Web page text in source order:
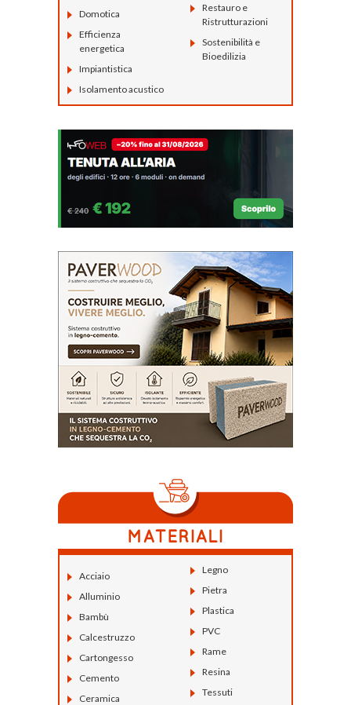
Domotica
Efficienza
energetica
Impiantistica
Isolamento acustico
Restauro e
Ristrutturazioni
Sostenibilità e
Bioedilizia
Acciaio
Alluminio
Bambù
Calcestruzzo
Cartongesso
Cemento
Ceramica
Legno
Pietra
Plastica
PVC
Rame
Resina
Tessuti